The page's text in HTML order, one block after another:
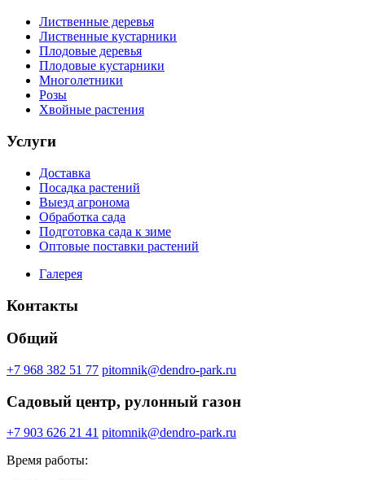
Лиственные деревья
Лиственные кустарники
Плодовые деревья
Плодовые кустарники
Многолетники
Розы
Хвойные растения
Услуги
Доставка
Посадка растений
Выезд агронома
Обработка сада
Подготовка сада к зиме
Оптовые поставки растений
Галерея
Контакты
Общий
+7 968 382 51 77 pitomnik@dendro-park.ru
Садовый центр, рулонный газон
+7 903 626 21 41 pitomnik@dendro-park.ru
Время работы: